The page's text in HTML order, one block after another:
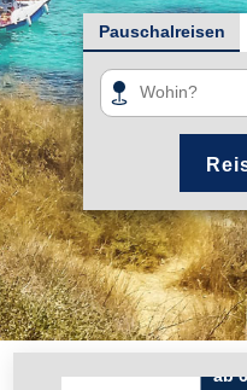
Pauschalreisen
ab